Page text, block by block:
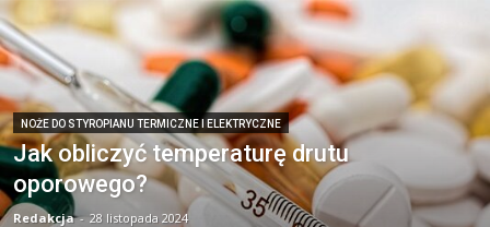
NOŻE DO STYROPIANU TERMICZNE I ELEKTRYCZNE
Jak obliczyć temperaturę drutu
oporowego?
Redakcja - 28 listopada 2024